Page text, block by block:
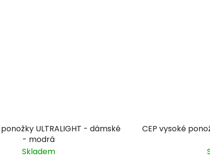
ULTRALIGHT - dámské
- modrá
Skladem
CEP vysoké